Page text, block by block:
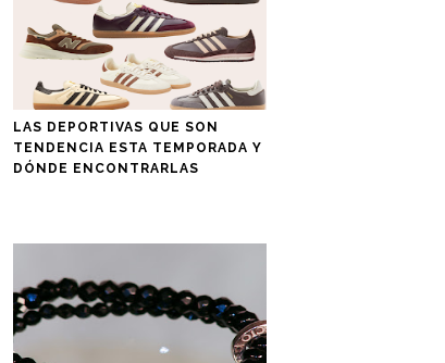
LAS DEPORTIVAS QUE SON
TENDENCIA ESTA TEMPORADA Y
DÓNDE ENCONTRARLAS